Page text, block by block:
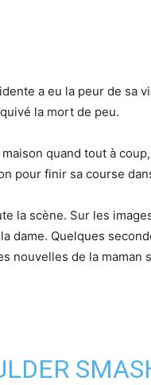
a eu la peur de sa
la mort de peu.
quand tout à
pour finir sa course
la scène. Sur les
dame. Quelques
nouvelles de la maman